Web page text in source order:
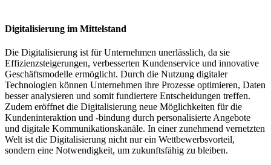
Digitalisierung im Mittelstand
Die Digitalisierung ist für Unternehmen unerlässlich, da sie
Effizienzsteigerungen, verbesserten Kundenservice und innovative
Geschäftsmodelle ermöglicht. Durch die Nutzung digitaler
Technologien können Unternehmen ihre Prozesse optimieren, Daten
besser analysieren und somit fundiertere Entscheidungen treffen.
Zudem eröffnet die Digitalisierung neue Möglichkeiten für die
Kundeninteraktion und -bindung durch personalisierte Angebote
und digitale Kommunikationskanäle. In einer zunehmend vernetzten
Welt ist die Digitalisierung nicht nur ein Wettbewerbsvorteil,
sondern eine Notwendigkeit, um zukunftsfähig zu bleiben.